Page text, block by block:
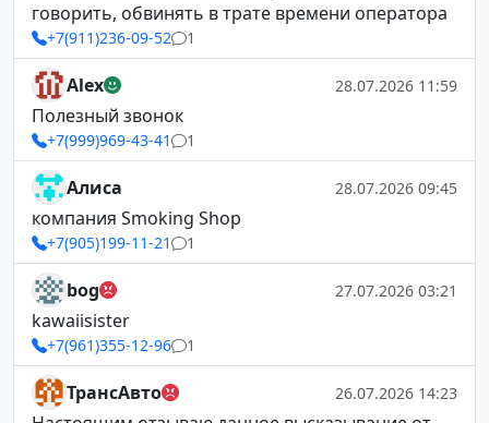
говорить, обвинять в трате времени оператора
+7(911)236-09-52 1
Alex 28.07.2026 11:59
Полезный звонок
+7(999)969-43-41 1
Алиса 28.07.2026 09:45
компания Smoking Shop
+7(905)199-11-21 1
bog 27.07.2026 03:21
kawaiisister
+7(961)355-12-96 1
ТрансАвто 26.07.2026 14:23